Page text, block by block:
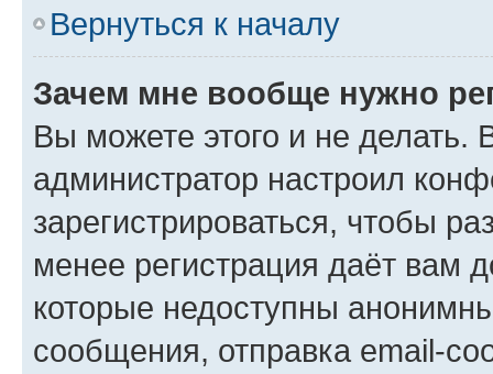
Вернуться к началу
Зачем мне вообще нужно
Вы можете этого и не делать.
администратор настроил
зарегистрироваться, чтобы
менее регистрация даёт вам
которые недоступны
сообщения, отправка email-